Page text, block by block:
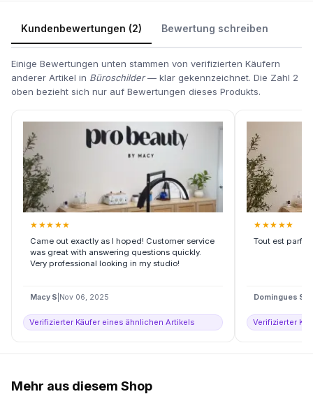
Kundenbewertungen (2) Bewertung schreiben
Einige Bewertungen unten stammen von verifizierten Käufern
anderer Artikel in Büroschilder— klar gekennzeichnet. Die Zahl 2
oben bezieht sich nur auf Bewertungen dieses Produkts.
★ ★★ ★★
Came out exactly as I hoped! Customer service
was great with answering questions quickly.
Very professional looking in my studio!
Macy S Nov 06, 2025
Verifizierter Käufer eines ähnlichen Artikels
★ ★★ ★★
Tout est
Domingues S
Verifizierter
Mehr aus diesem Shop